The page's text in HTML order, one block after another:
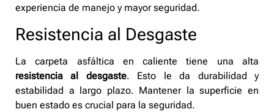
experiencia de manejo y mayor seguridad.
Resistencia al Desgaste
La carpeta asfáltica en caliente tiene una alta
resistencia al desgaste. Esto le da durabilidad y
estabilidad a largo plazo. Mantener la superficie en
buen estado es crucial para la seguridad.